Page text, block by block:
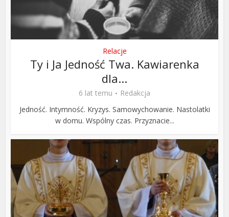
Relacje
Ty i Ja Jedność Twa. Kawiarenka
dla...
6 lat temu
Redakcja
Jedność. Intymność. Kryzys. Samowychowanie. Nastolatki
w domu. Wspólny czas. Przyznacie...